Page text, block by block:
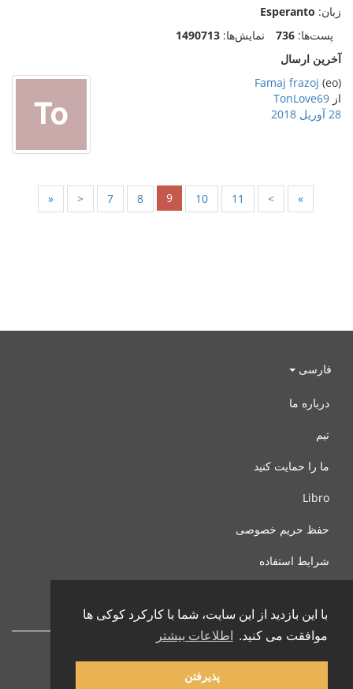
با این بازدید از این سایت، شما با کارکرد کوکی ها
موافقت می کنید.
اطلاعات بیشتر
پذیرفتن
زبان: Esperanto
پست‌ها: 736 نمایش‌ها: 1490713
آخرین ارسال
(eo)
Famaj frazoj
از TonLove69
28 آوریل 2018
« < 7 8 9 10 11 > »
فارسی
درباره ما
تیم
ما را حمایت کنید
Libro
حفظ حریم خصوصی
شرایط استفاده